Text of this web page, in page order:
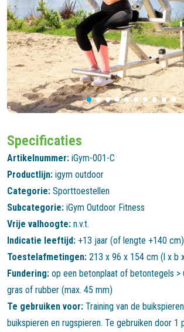
Specificaties
Artikelnummer: iGym-001-C
Productlijn: igym outdoor
Categorie: Sporttoestellen
Subcategorie: iGym Outdoor Fitness
Vrije valhoogte: n.v.t.
Indicatie leeftijd: +13 jaar (of lengte +140 cm)
Toestelafmetingen: 213 x 96 x 154 cm (l x b
Fundering: op een betonplaat of betontegels
gras of rubber (max. 45 mm)
Te gebruiken voor: Training van de
buikspieren en rugspieren. Te gebruiken door 1